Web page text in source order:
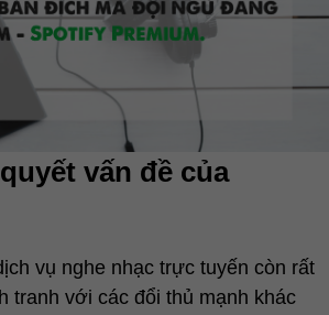
vấn đề của
vụ nghe nhạc trực tuyến còn rất
tranh với các đổi thủ mạnh khác